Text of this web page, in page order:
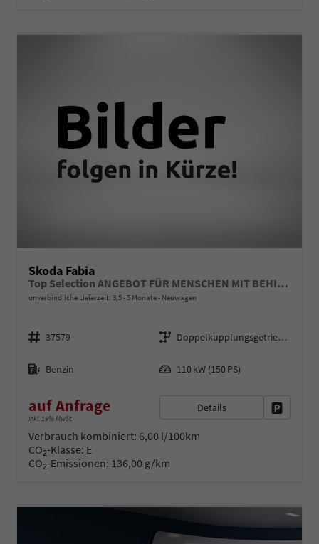
Skoda Fabia
Top Selection ANGEBOT FÜR MENSCHEN MIT BEHINDERUNG AB 50%! 1.5 TSI 150PS DSG/AUTOMATIK, 16" Alu, Climatronic, SunSet, Multifunktions-Lederlenkrad beheizt, Infotainment 8", Smart Link, LED-Scheinwerfer, Nebelscheinwerfer, Parksensoren hinten, Sitzheizung, Tempomat
unverbindliche Lieferzeit: 3,5 - 5 Monate Neuwagen
Fahrzeugnr.
37579
Getriebe
Doppelkupplungsgetriebe (DSG)
Kraftstoff
Benzin 110 kW (150 PS)
auf Anfrage
inkl. 19% MwSt.
Details
Verbrauch kombiniert: 6,00 l/100km
CO2-Klasse: E
CO2-Emissionen: 136,00 g/km